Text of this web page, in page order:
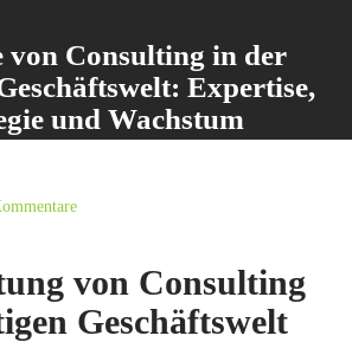
von Consulting in der
Expertise,
und Wachstum
von Consulting
Geschäftswelt